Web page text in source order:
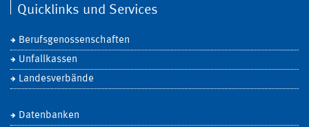
Quicklinks und Services
Berufsgenossenschaften
Unfallkassen
Landesverbände
Datenbanken